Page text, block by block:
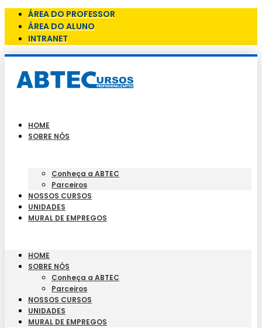
ÁREA DO PROFESSOR
ÁREA DO ALUNO
INTRANET
HOME
SOBRE NÓS
Conheça a ABTEC
Parceiros
NOSSOS CURSOS
UNIDADES
MURAL DE EMPREGOS
HOME
SOBRE NÓS
Conheça a ABTEC
Parceiros
NOSSOS CURSOS
UNIDADES
MURAL DE EMPREGOS